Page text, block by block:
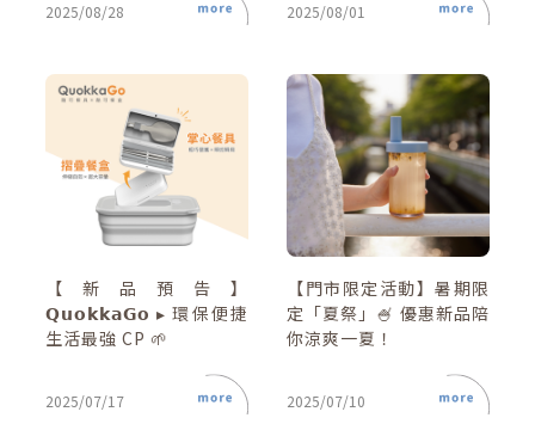
2025/08/28 2025/08/01
【新品預告】
𝗤𝘂𝗼𝗸𝗸𝗮𝗚𝗼 ▸ 環保便捷
生活最強 CP 🌱
2025/07/17
【門市限定活動】暑期限
定「夏祭」🍧 優惠新品陪
你涼爽一夏！
2025/07/10